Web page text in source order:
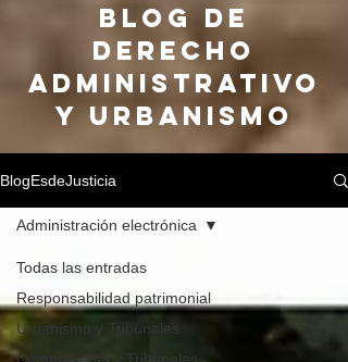
BLOG DE
DERECHO
ADMINISTRATIVO
Y URBANISMO
BlogEsdeJusticia
Todas las entradas
Responsabilidad patrimonial
Urbanismo y Tribunales
Administración electrónica